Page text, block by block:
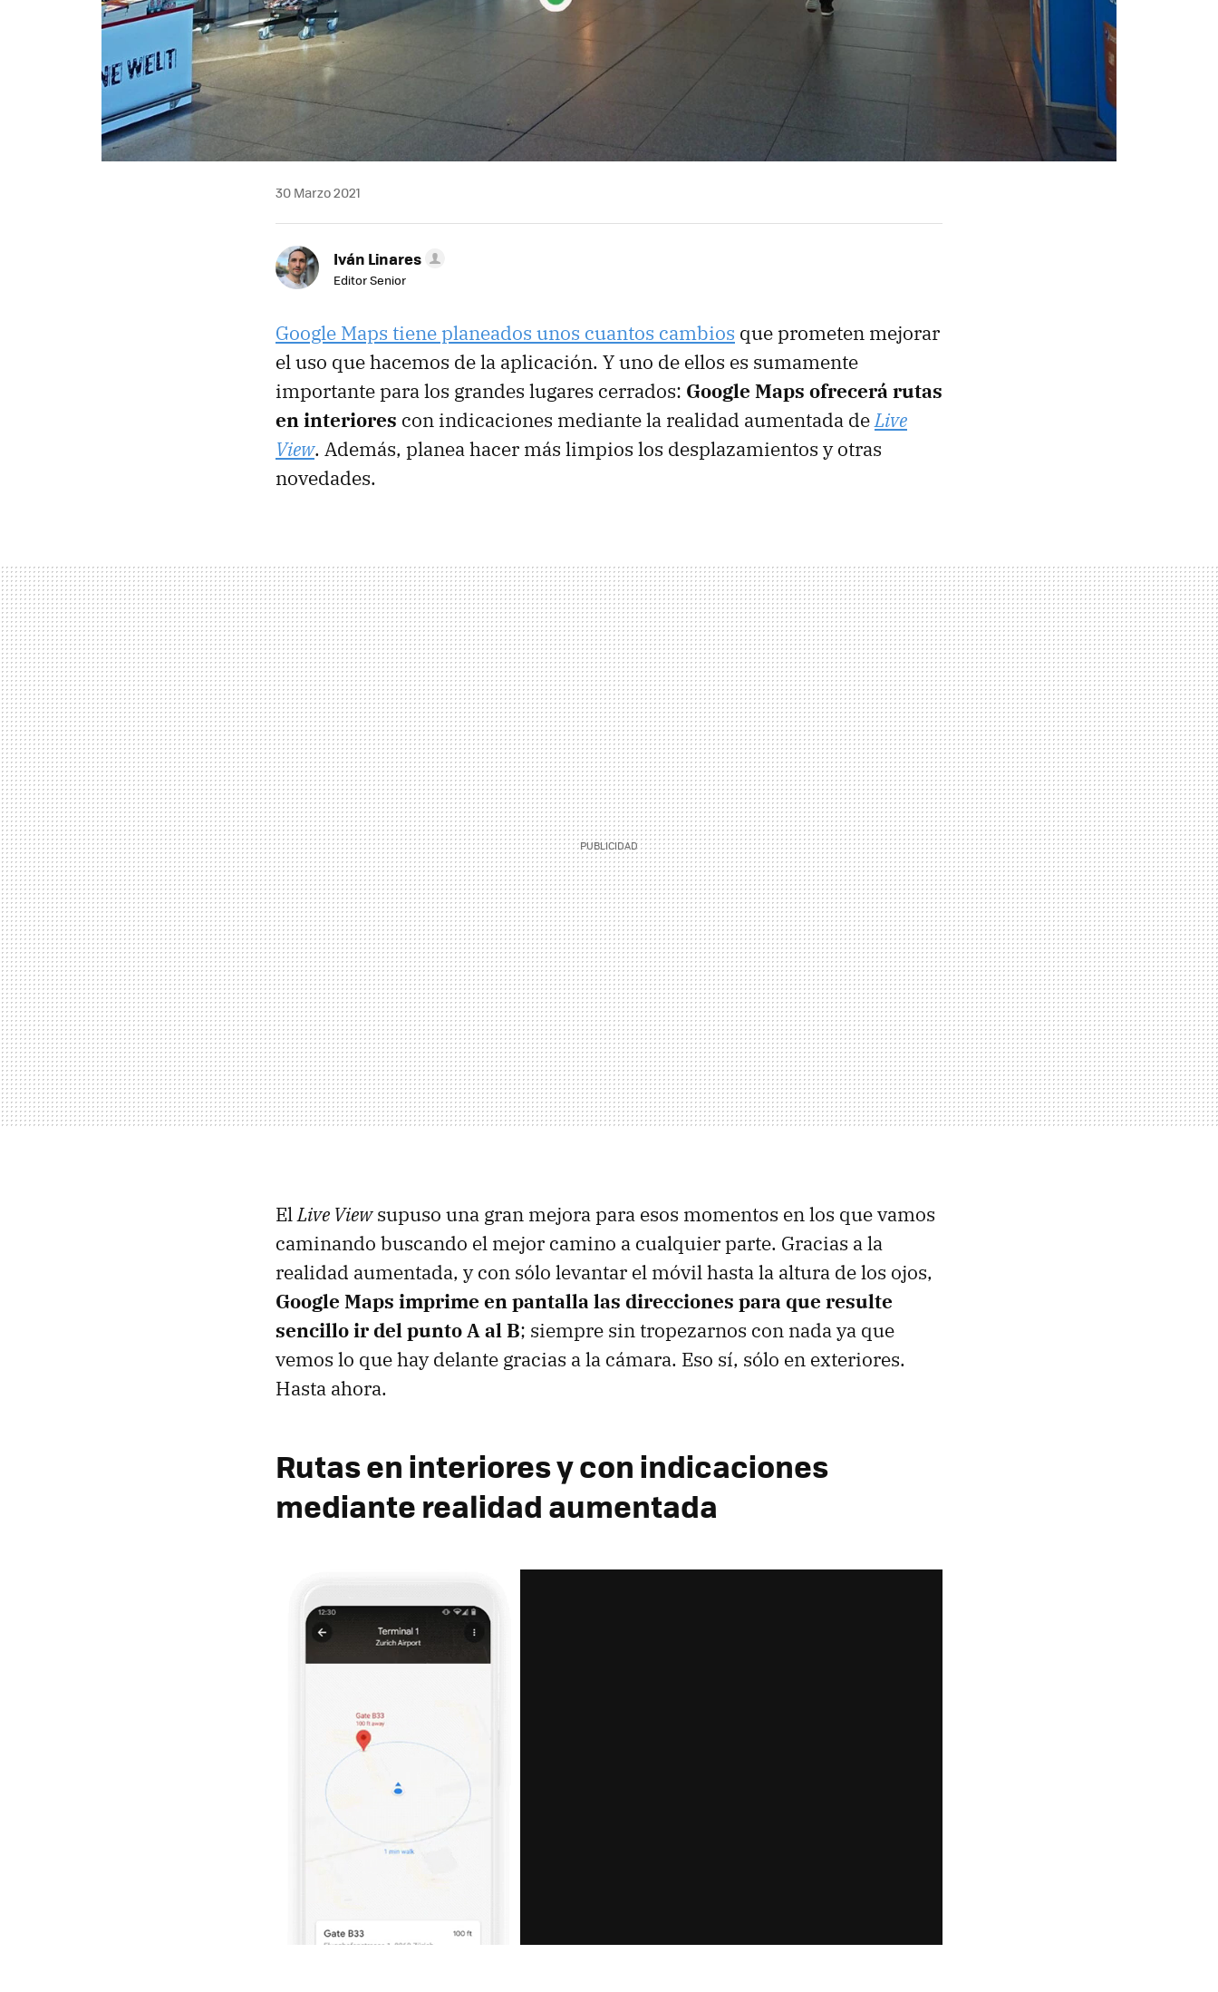
30 Marzo 2021
Iván Linares
Editor Senior
Google Maps tiene planeados unos cuantos cambios que prometen mejorar
el uso que hacemos de la aplicación. Y uno de ellos es sumamente
importante para los grandes lugares cerrados: Google Maps ofrecerá rutas
en interiores con indicaciones mediante la realidad aumentada deLive
View. Además, planea hacer más limpios los desplazamientos y otras
novedades.
ElLive Viewsupuso una gran mejora para esos momentos en los que vamos
caminando buscando el mejor camino a cualquier parte. Gracias a la
realidad aumentada, y con sólo levantar el móvil hasta la altura de los ojos,
Google Maps imprime en pantalla las direcciones para que resulte
sencillo ir del punto A al B; siempre sin tropezarnos con nada ya que
vemos lo que hay delante gracias a la cámara. Eso sí, sólo en exteriores.
Hasta ahora.
Rutas en interiores y con indicaciones
mediante realidad aumentada